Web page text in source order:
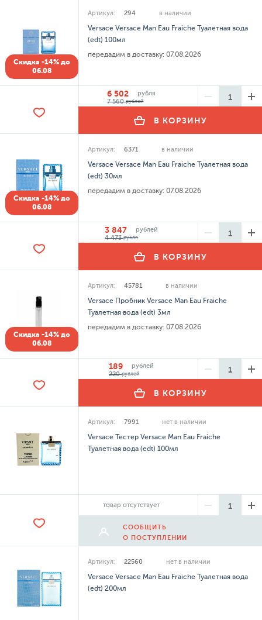
Скидка -14% до
06.08
Артикул: 294 в наличии
Versace Versace Man Eau Fraiche Туалетная вода
(edt) 100мл
передадим в доставку: 07.08.2026
6 502
рубля
7 560рублей
В КОРЗИНУ
Скидка -14% до
06.08
Артикул: 6371 в наличии
Versace Versace Man Eau Fraiche Туалетная вода
(edt) 30мл
передадим в доставку: 07.08.2026
3 847
рублей
4 473рубля
В КОРЗИНУ
Скидка -14% до
06.08
Артикул: 45781 в наличии
Versace Пробник Versace Man Eau Fraiche
Туалетная вода (edt) 3мл
передадим в доставку: 07.08.2026
189
рублей
220рублей
В КОРЗИНУ
Артикул: 7991 нет в наличии
Versace Тестер Versace Man Eau Fraiche
Туалетная вода (edt) 100мл
товар отсутствует
СООБЩИТЬ
О ПОСТУПЛЕНИИ
Артикул: 22560 нет в наличии
Versace Versace Man Eau Fraiche Туалетная вода
(edt) 200мл